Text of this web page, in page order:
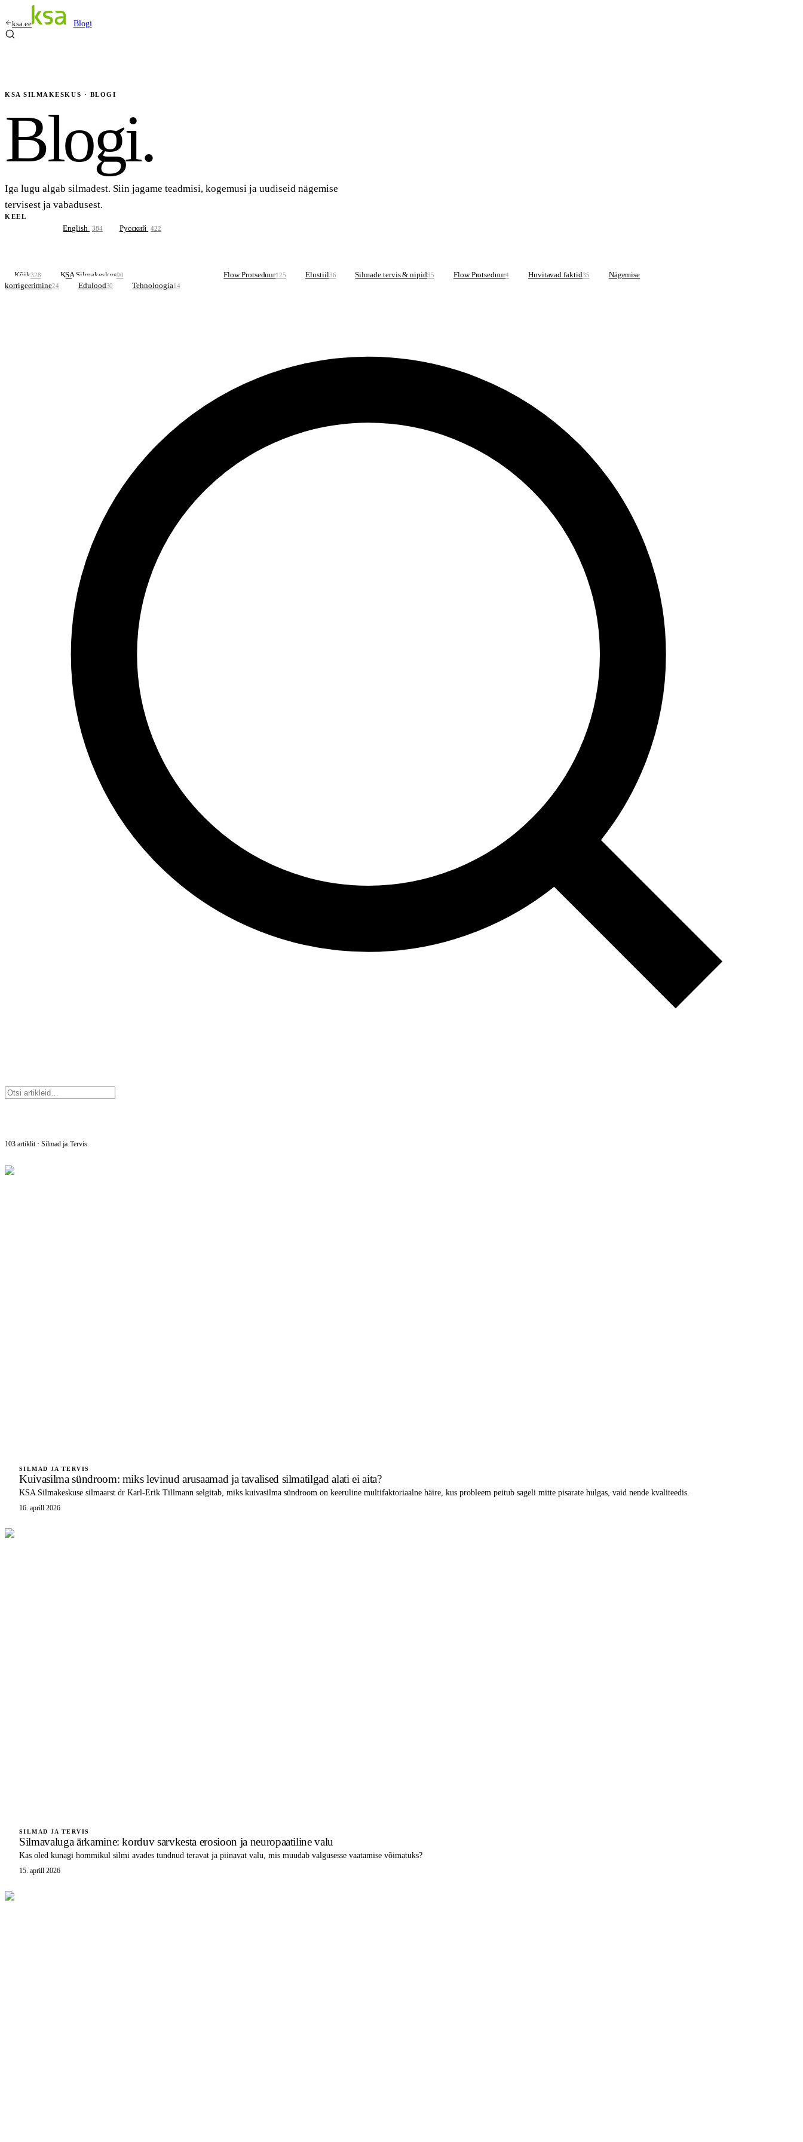
ksa.ee Blogi
KSA SILMAKESKUS · BLOGI
Blogi.
Iga lugu algab silmadest. Siin jagame teadmisi, kogemusi ja uudiseid nägemise
tervisest ja vabadusest.
KEEL
English 384 Русский 422
Kõik328 KSA Silmakeskus90 Flow Protseduur125 Elustiil36 Silmade tervis & nipid35 Flow Protseduur4 Huvitavad faktid35
Nägemise
korrigeerimine24 Edulood30 Tehnoloogia14
103 artiklit· Silmad ja Tervis
SILMAD JA TERVIS
Kuivasilma sündroom: miks levinud arusaamad ja tavalised silmatilgad alati ei aita?
KSA Silmakeskuse silmaarst dr Karl-Erik Tillmann selgitab, miks kuivasilma sündroom on keeruline multifaktoriaalne häire, kus probleem peitub sageli mitte pisarate hulgas, vaid nende kvaliteedis.
16. aprill 2026
SILMAD JA TERVIS
Silmavaluga ärkamine: korduv sarvkesta erosioon ja neuropaatiline valu
Kas oled kunagi hommikul silmi avades tundnud teravat ja piinavat valu, mis muudab valgusesse vaatamise võimatuks?
15. aprill 2026